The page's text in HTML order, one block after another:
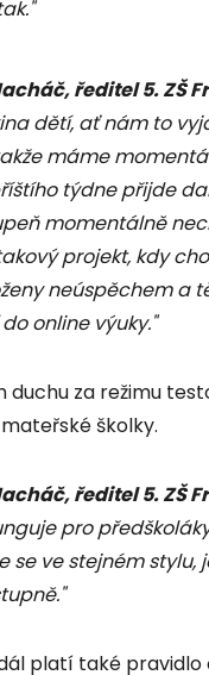
ředitel 5. ZŠ
dětí, ať nám to
máme
týdne přijde
momentálně
projekt, kdy
neúspěchem a
online výuky."
duchu za režimu
školky.
ředitel 5. ZŠ
pro
se ve stejném stylu,
platí také pravidlo